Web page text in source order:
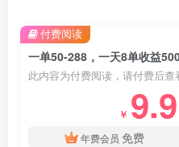
一单50-288，一天8单收益
此内容为付费阅读，请付费后查
￥ 9.9
年费会员 免费
付费阅读